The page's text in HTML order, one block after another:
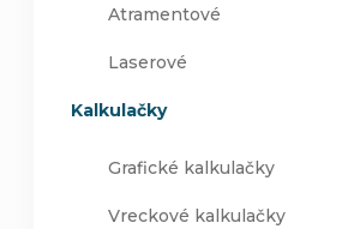
Atramentové
Laserové
Kalkulačky
Grafické kalkulačky
Vreckové kalkulačky